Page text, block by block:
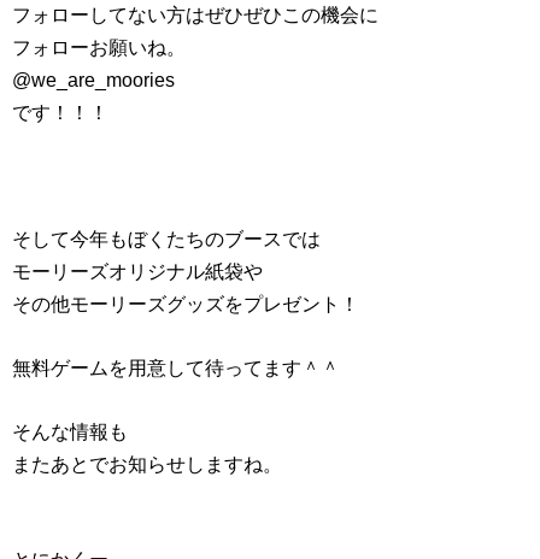
フォローしてない方はぜひぜひこの機会に
フォローお願いね。
@we_are_moories
です！！！
そして今年もぼくたちのブースでは
モーリーズオリジナル紙袋や
その他モーリーズグッズをプレゼント！
無料ゲームを用意して待ってます＾＾
そんな情報も
またあとでお知らせしますね。